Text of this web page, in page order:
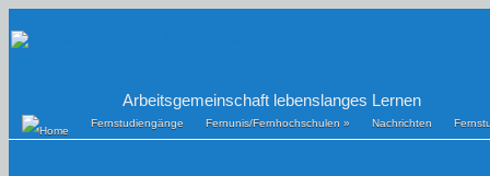
Arbeitsgemeinschaft lebenslanges Lernen
Fernstudiengänge Fernunis/Fernhochschulen » Nachrichten